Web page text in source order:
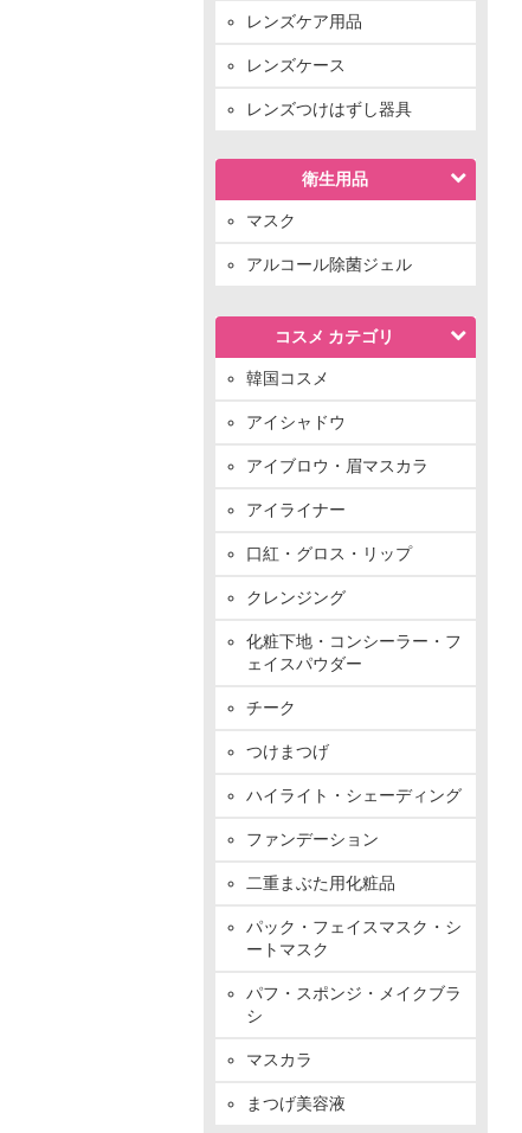
レンズケア用品
レンズケース
レンズつけはずし器具
衛生用品
マスク
アルコール除菌ジェル
コスメ カテゴリ
韓国コスメ
アイシャドウ
アイブロウ・眉マスカラ
アイライナー
口紅・グロス・リップ
クレンジング
化粧下地・コンシーラー・フ
ェイスパウダー
チーク
つけまつげ
ハイライト・シェーディング
ファンデーション
二重まぶた用化粧品
パック・フェイスマスク・シ
ートマスク
パフ・スポンジ・メイクブラ
シ
マスカラ
まつげ美容液